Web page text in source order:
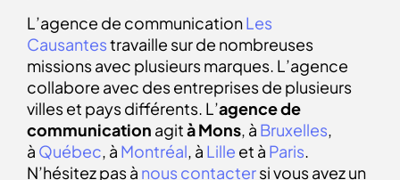
L’agence de communicationLes
Causantestravaille sur de nombreuses
missions avec plusieurs marques. L’agence
collabore avec des entreprises de plusieurs
villes et pays différents. L’agence de
communication agità Mons, à Bruxelles,
à Québec, à Montréal, à Lille et à Paris.
N’hésitez pas à nous contactersi vous avez un